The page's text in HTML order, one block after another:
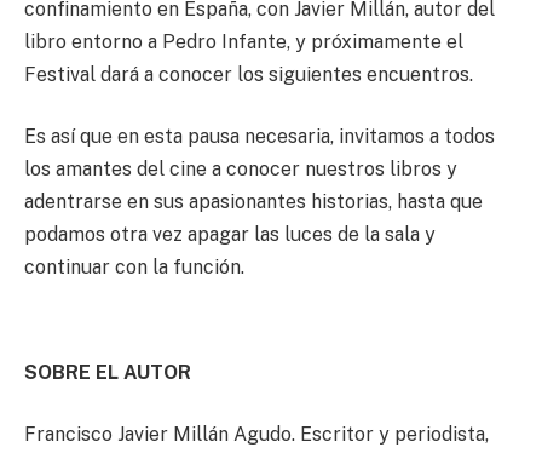
confinamiento en España, con Javier Millán, autor del
libro entorno a Pedro Infante, y próximamente el
Festival dará a conocer los siguientes encuentros.
Es así que en esta pausa necesaria, invitamos a todos
los amantes del cine a conocer nuestros libros y
adentrarse en sus apasionantes historias, hasta que
podamos otra vez apagar las luces de la sala y
continuar con la función.
SOBRE EL AUTOR
Francisco Javier Millán Agudo. Escritor y periodista,